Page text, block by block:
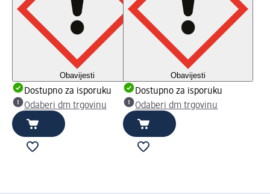
Obavijesti
Dostupno za isporuku
Odaberi dm trgovinu
Obavijesti
Dostupno za isporuku
Odaberi dm trgovinu